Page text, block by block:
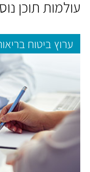
עולמות תוכן
ערוץ ביטוח